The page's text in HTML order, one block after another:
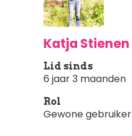
Katja Stienen
Lid sinds
6 jaar 3 maanden
Rol
Gewone gebruiker